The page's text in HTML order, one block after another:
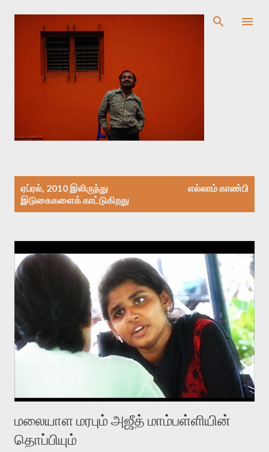
முதன்மை உள்ளடக்கத்திற்குச் செல்
கை
ஏப்ரல், 2010 இலிருந்து
இடுகைகளைக் காட்டுகிறது
எல்லாம் காண்பி
மலையாள மரபும் அஜீத் மாம்பள்ளியின்
தொப்பியும்